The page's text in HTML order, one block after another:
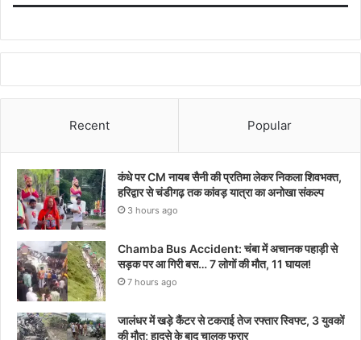
Recent Popular
कंधे पर CM नायब सैनी की प्रतिमा लेकर निकला शिवभक्त,
हरिद्वार से चंडीगढ़ तक कांवड़ यात्रा का अनोखा संकल्प
3 hours ago
Chamba Bus Accident: चंबा में अचानक पहाड़ी से
सड़क पर आ गिरी बस… 7 लोगों की मौत, 11 घायल!
7 hours ago
जालंधर में खड़े कैंटर से टकराई तेज रफ्तार स्विफ्ट, 3 युवकों
की मौत; हादसे के बाद चालक फरार